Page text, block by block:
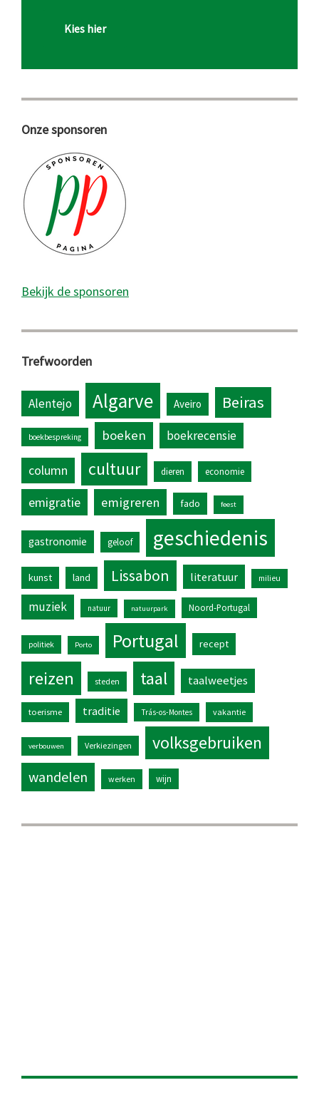
Kies hier
Onze sponsoren
Bekijk de sponsoren
Trefwoorden
Alentejo Algarve Aveiro Beiras
boekbespreking boeken boekrecensie
column cultuur dieren economie
emigratie emigreren fado feest
gastronomie geloof geschiedenis
kunst land Lissabon literatuur milieu
muziek natuur natuurpark Noord-Portugal
politiek Porto Portugal recept
reizen steden taal taalweetjes
toerisme traditie Trás-os-Montes vakantie
verbouwen Verkiezingen volksgebruiken
wandelen werken wijn